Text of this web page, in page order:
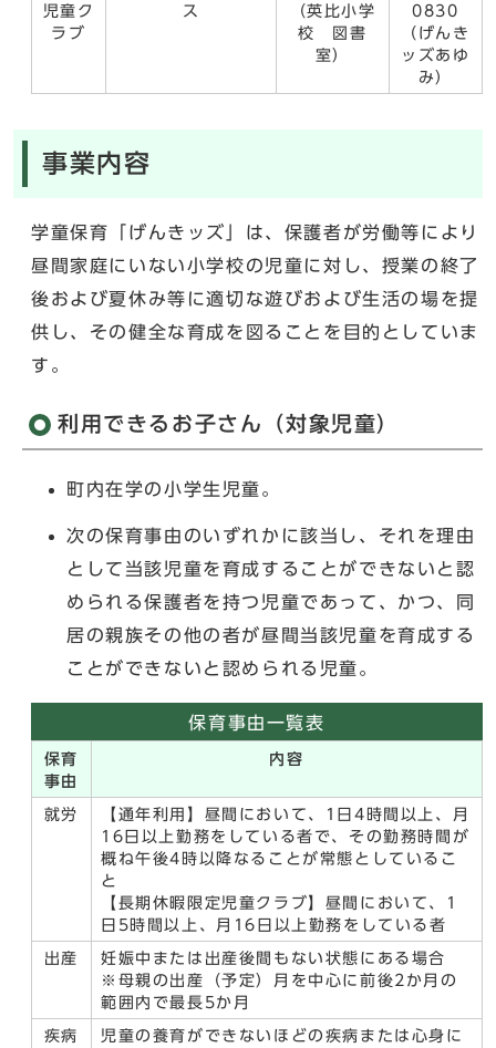
児童ク
ラブ
ス
（英比小学
校 図書
室）
0830
（げんき
ッズあゆ
み）
事業内容
学童保育「げんきッズ」は、保護者が労働等により
昼間家庭にいない小学校の児童に対し、授業の終了
後および夏休み等に適切な遊びおよび生活の場を提
供し、その健全な育成を図ることを目的としていま
す。
利用できるお子さん（対象児童）
町内在学の小学生児童。
次の保育事由のいずれかに該当し、それを理由
として当該児童を育成することができないと認
められる保護者を持つ児童であって、かつ、同
居の親族その他の者が昼間当該児童を育成する
ことができないと認められる児童。
保育事由一覧表
保育
事由
内容
就労
【通年利用】昼間において、1日4時間以上、月
16日以上勤務をしている者で、その勤務時間が
概ね午後4時以降なることが常態としているこ
と
【長期休暇限定児童クラブ】昼間において、1
日5時間以上、月16日以上勤務をしている者
出産
妊娠中または出産後間もない状態にある場合
※母親の出産（予定）月を中心に前後2か月の
範囲内で最長5か月
疾病
児童の養育ができないほどの疾病または心身に